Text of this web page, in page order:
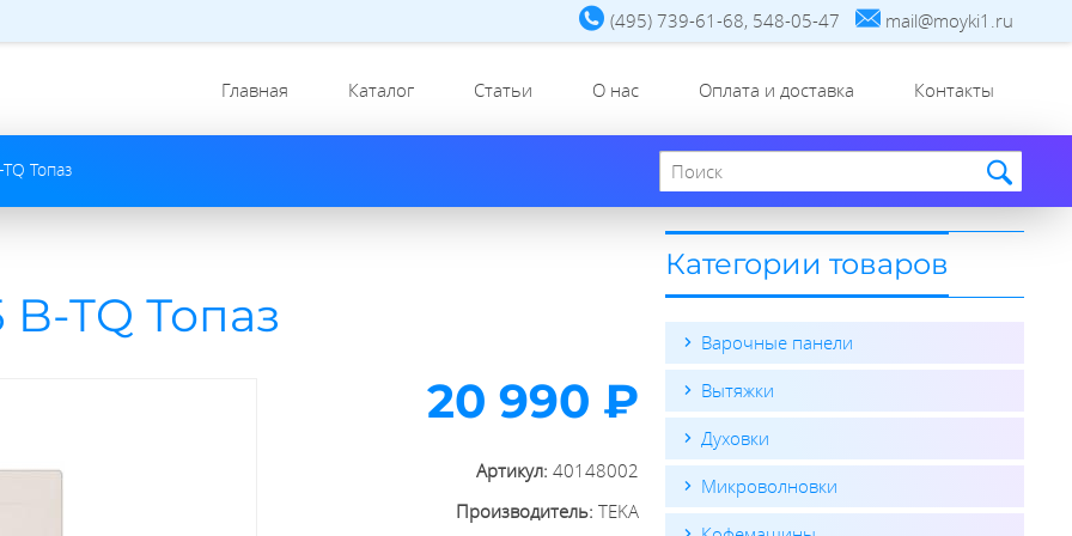
(495) 739-61-68, 548-05-47 mail@moyki1.ru
Главная Каталог Статьи О нас Оплата и доставка Контакты
Топаз
Поиск по сайту
TQ Топаз
20 990 ₽
Артикул:40148002
Производитель:TEKA
Категории товаров
Варочные панели
Вытяжки
Духовки
Микроволновки